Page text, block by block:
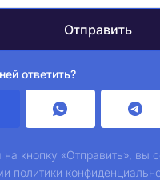
ответить?
кнопку «Отправить», вы
политики